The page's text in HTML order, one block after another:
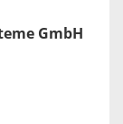
GmbH